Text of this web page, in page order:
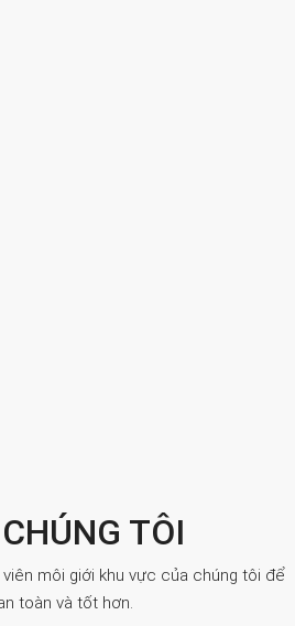
TÔI
môi giới khu vực của chúng tôi để
toàn và tốt hơn.